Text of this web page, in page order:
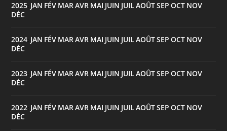
2025 JAN FÉV MARAVR MAI JUIN JUILAOÛTSEP OCT NOV
DÉC
2024 JAN FÉV MARAVR MAI JUIN JUILAOÛTSEP OCT NOV
DÉC
2023 JAN FÉV MARAVR MAI JUIN JUILAOÛTSEP OCT NOV
DÉC
2022 JAN FÉV MARAVR MAI JUIN JUILAOÛTSEP OCT NOV
DÉC